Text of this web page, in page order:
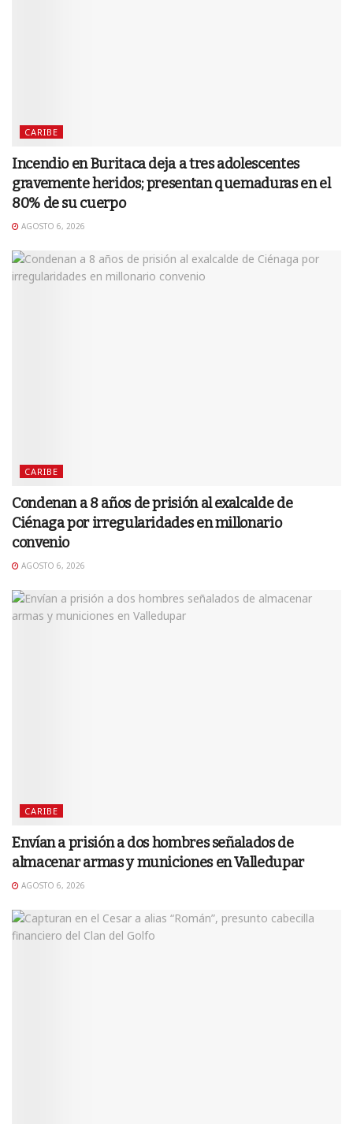
CARIBE
Incendio en Buritaca deja a tres adolescentes
gravemente heridos; presentan quemaduras en el
80% de su cuerpo
AGOSTO 6, 2026
CARIBE
Condenan a 8 años de prisión al exalcalde de
Ciénaga por irregularidades en millonario
convenio
AGOSTO 6, 2026
CARIBE
Envían a prisión a dos hombres señalados de
almacenar armas y municiones en Valledupar
AGOSTO 6, 2026